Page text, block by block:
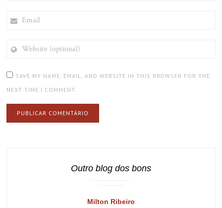
(OPTIONAL)
SAVE MY NAME, EMAIL, AND WEBSITE IN THIS BROWSER FOR THE
NEXT TIME I COMMENT.
Outro blog dos bons
Milton Ribeiro